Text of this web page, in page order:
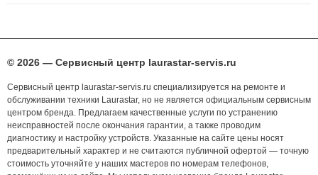
© 2026 — Сервисный центр laurastar-servis.ru
Сервисный центр laurastar-servis.ru специализируется на ремонте и
обслуживании техники Laurastar, но не является официальным сервисным
центром бренда. Предлагаем качественные услуги по устранению
неисправностей после окончания гарантии, а также проводим
диагностику и настройку устройств. Указанные на сайте цены носят
предварительный характер и не считаются публичной офертой — точную
стоимость уточняйте у наших мастеров по номерам телефонов,